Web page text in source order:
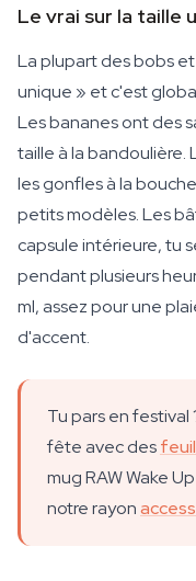
Le vrai sur la taille
La plupart des bobs
unique » et c'est
Les bananes ont des
taille à la bandoulière.
les gonfles à la
petits modèles. Les
capsule intérieure, tu
pendant plusieurs
ml, assez pour une
d'accent.
Tu pars en
fête avec des
mug RAW Wake
notre rayon